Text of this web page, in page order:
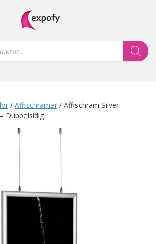
/ Affischramar / Affischram Silver –
Dubbelsidig